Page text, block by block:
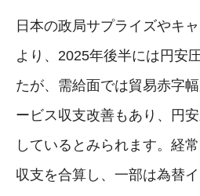
日本の政局サプライズやキ
より、2025年後半には円安
たが、需給面では貿易赤字
ービス収支改善もあり、円
しているとみられます。経
収支を合算し、一部は為替